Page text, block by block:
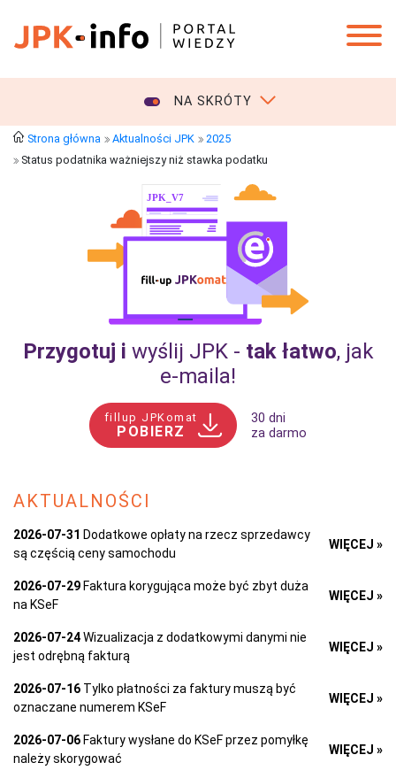
NA SKRÓTY
Strona główna Aktualności JPK
2025
Status podatnika ważniejszy niż stawka podatku
Przygotuj i wyślij JPK - tak łatwo, jak
e‑maila!
fillup JPKomat
POBIERZ
30 dni
za darmo
AKTUALNOŚCI
2026-07-31 Dodatkowe opłaty na rzecz sprzedawcy
są częścią ceny samochodu
WIĘCEJ »
2026-07-29 Faktura korygująca może być zbyt duża
na KSeF
WIĘCEJ »
2026-07-24Wizualizacja z dodatkowymi danymi nie
jest odrębną fakturą
WIĘCEJ »
2026-07-16 Tylko płatności za faktury muszą być
oznaczane numerem KSeF
WIĘCEJ »
2026-07-06 Faktury wysłane do KSeF przez pomyłkę
należy skorygować
WIĘCEJ »